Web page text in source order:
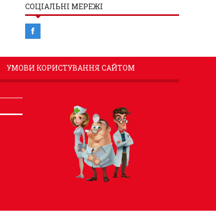
СОЦІАЛЬНІ МЕРЕЖІ
УМОВИ КОРИСТУВАННЯ САЙТОМ